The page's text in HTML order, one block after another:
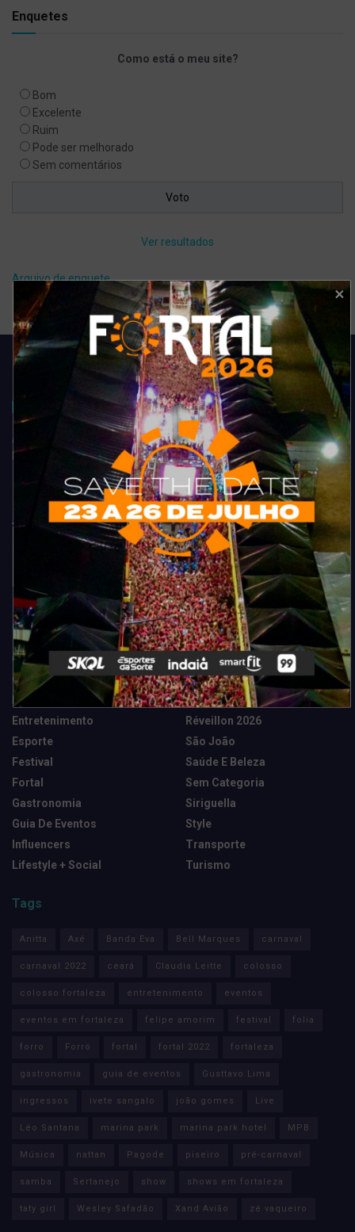
Enquetes
Como está o meu site?
Bom
Excelente
Ruim
Pode ser melhorado
Sem comentários
Ver resultados
Arquivo de enquete
Acompanhe todas as novidades do entretenimento na região de
Fortaleza. Dicas, promoções, coberturas exclusivas e muito mais.
Categorias
Camarote Vip Junino
Cidade
Destaques
Entretenimento
Esporte
Festival
Fortal
Gastronomia
Guia De Eventos
Influencers
Lifestyle + Social
Marketing E Negócios
Música
News Tech
Réveillon 2026
São João
Saúde E Beleza
Sem Categoria
Siriguella
Style
Transporte
Turismo
Tags
Anitta Axé Banda Eva Bell Marques carnaval
carnaval 2022 ceará Claudia Leitte colosso
colosso fortaleza entretenimento eventos
eventos em fortaleza felipe amorim festival folia
forro Forró fortal fortal 2022 fortaleza
gastronomia guia de eventos Gusttavo Lima
ingressos ivete sangalo joão gomes Live
Léo Santana marina park marina park hotel MPB
Música nattan Pagode piseiro pré-carnaval
samba Sertanejo show shows em fortaleza
taty girl Wesley Safadão Xand Avião zé vaqueiro